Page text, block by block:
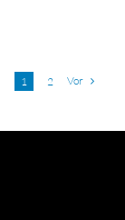
1 2 Vor